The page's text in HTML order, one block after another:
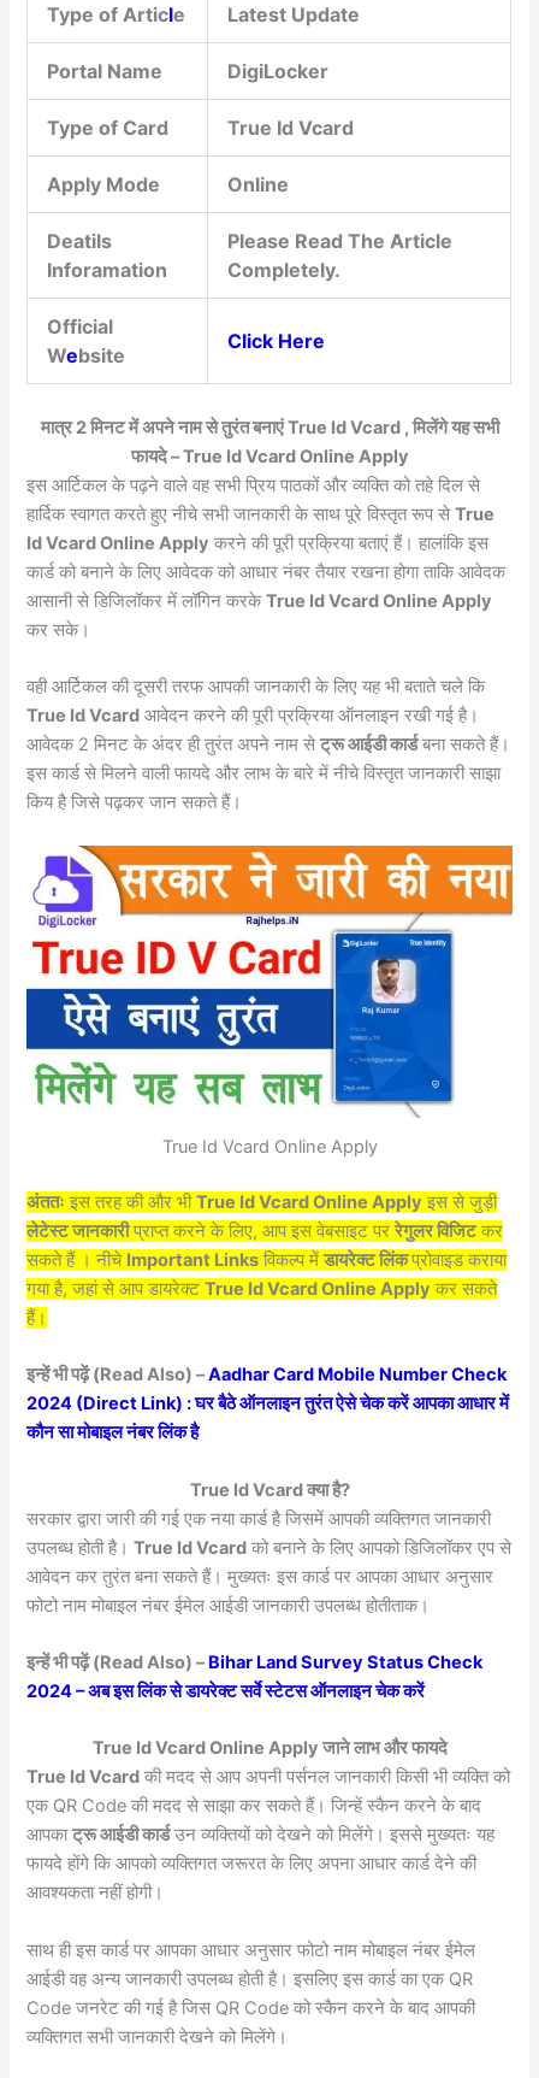
Type of Article Latest Update
Portal Name DigiLocker
Type of Card True Id Vcard
Apply Mode Online
Deatils
Inforamation
Please Read The Article
Completely.
Official
Website
Click Here
मात्र 2 मिनट में अपने नाम से तुरंत बनाएं True Id Vcard , मिलेंगे यह सभी
फायदे – True Id Vcard Online Apply
इस आर्टिकल के पढ़ने वाले वह सभी प्रिय पाठकों और व्यक्ति को तहे दिल से
हार्दिक स्वागत करते हुए नीचे सभी जानकारी के साथ पूरे विस्तृत रूप सेTrue
Id Vcard Online Apply करने की पूरी प्रक्रिया बताएं हैं। हालांकि इस
कार्ड को बनाने के लिए आवेदक को आधार नंबर तैयार रखना होगा ताकि आवेदक
आसानी से डिजिलॉकर में लॉगिन करकेTrue Id Vcard Online Apply
कर सके।
वही आर्टिकल की दूसरी तरफ आपकी जानकारी के लिए यह भी बताते चले कि
True Id Vcard आवेदन करने की पूरी प्रक्रिया ऑनलाइन रखी गई है।
आवेदक 2 मिनट के अंदर ही तुरंत अपने नाम सेट्रू आईडी कार्डबना सकते हैं।
इस कार्ड से मिलने वाली फायदे और लाभ के बारे में नीचे विस्तृत जानकारी साझा
किय है जिसे पढ़कर जान सकते हैं।
True Id Vcard Online Apply
अंततः इस तरह की और भीTrue Id Vcard Online Apply इस से जुड़ी
लेटेस्ट जानकारीप्राप्त करने के लिए, आप इस वेबसाइट पररेगुलर विजिटकर
सकते हैं । नीचे Important Links विकल्प मेंडायरेक्ट लिंकप्रोवाइड कराया
गया है, जहां से आप डायरेक्टTrue Id Vcard Online Apply कर सकते
हैं।
इन्हें भी पढ़ें (Read Also) –Aadhar Card Mobile Number Check
2024 (Direct Link) : घर बैठे ऑनलाइन तुरंत ऐसे चेक करें आपका आधार में
कौन सा मोबाइल नंबर लिंक है
True Id Vcard क्या है?
सरकार द्वारा जारी की गई एक नया कार्ड है जिसमें आपकी व्यक्तिगत जानकारी
उपलब्ध होती है।True Id Vcard को बनाने के लिए आपको डिजिलॉकर एप से
आवेदन कर तुरंत बना सकते हैं। मुख्यतः इस कार्ड पर आपका आधार अनुसार
फोटो नाम मोबाइल नंबर ईमेल आईडी जानकारी उपलब्ध होतीताक।
इन्हें भी पढ़ें (Read Also) –Bihar Land Survey Status Check
2024 – अब इस लिंक से डायरेक्ट सर्वे स्टेटस ऑनलाइन चेक करें
True Id Vcard Online Apply जाने लाभ और फायदे
True Id Vcard की मदद से आप अपनी पर्सनल जानकारी किसी भी व्यक्ति को
एक QR Code की मदद से साझा कर सकते हैं। जिन्हें स्कैन करने के बाद
आपकाट्रू आईडी कार्डउन व्यक्तियों को देखने को मिलेंगे। इससे मुख्यतः यह
फायदे होंगे कि आपको व्यक्तिगत जरूरत के लिए अपना आधार कार्ड देने की
आवश्यकता नहीं होगी।
साथ ही इस कार्ड पर आपका आधार अनुसार फोटो नाम मोबाइल नंबर ईमेल
आईडी वह अन्य जानकारी उपलब्ध होती है। इसलिए इस कार्ड का एक QR
Code जनरेट की गई है जिस QR Code को स्कैन करने के बाद आपकी
व्यक्तिगत सभी जानकारी देखने को मिलेंगे।